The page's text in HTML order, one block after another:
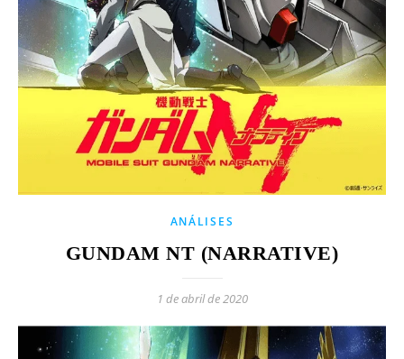
ANÁLISES
GUNDAM NT (NARRATIVE)
1 de abril de 2020